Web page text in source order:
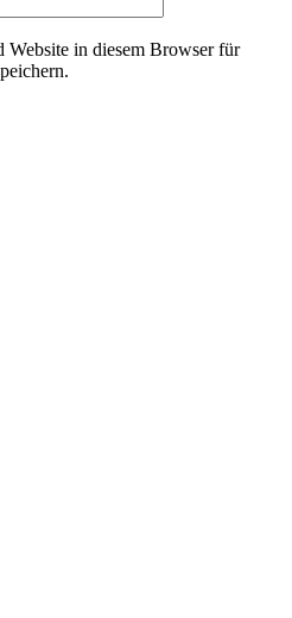
in diesem Browser für